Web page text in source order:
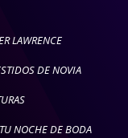
LAWRENCE
DE NOVIA
NOCHE DE BODA